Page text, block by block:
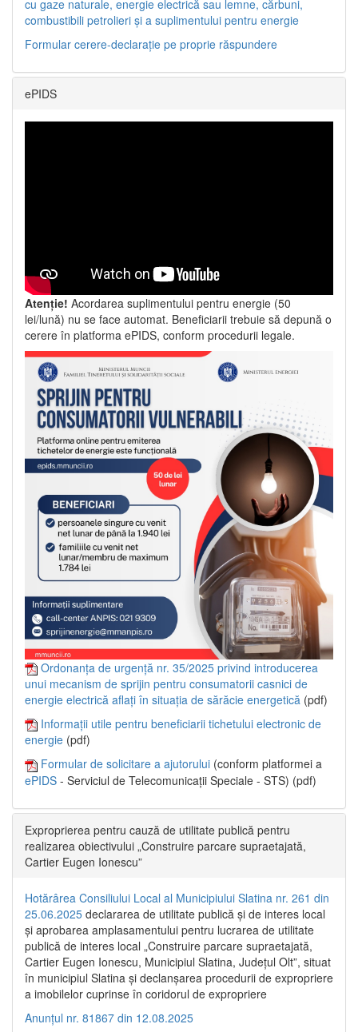
cu gaze naturale, energie electrică sau lemne, cărbuni,
combustibili petrolieri și a suplimentului pentru energie
Formular cerere-declarație pe proprie răspundere
ePIDS
Atenție! Acordarea suplimentului pentru energie (50
lei/lună) nu se face automat. Beneficiarii trebuie să depună o
cerere în platforma ePIDS, conform procedurii legale.
Ordonanța de urgență nr. 35/2025 privind introducerea
unui mecanism de sprijin pentru consumatorii casnici de
energie electrică aflați în situația de sărăcie energetică (pdf)
Informații utile pentru beneficiarii tichetului electronic de
energie (pdf)
Formular de solicitare a ajutorului (conform platformei a
ePIDS - Serviciul de Telecomunicații Speciale - STS) (pdf)
Exproprierea pentru cauză de utilitate publică pentru
realizarea obiectivului „Construire parcare supraetajată,
Cartier Eugen Ionescu”
Hotărârea Consiliului Local al Municipiului Slatina nr. 261 din
25.06.2025 declararea de utilitate publică și de interes local
și aprobarea amplasamentului pentru lucrarea de utilitate
publică de interes local „Construire parcare supraetajată,
Cartier Eugen Ionescu, Municipiul Slatina, Județul Olt”, situat
în municipiul Slatina și declanșarea procedurii de expropriere
a imobilelor cuprinse în coridorul de expropriere
Anunțul nr. 81867 din 12.08.2025